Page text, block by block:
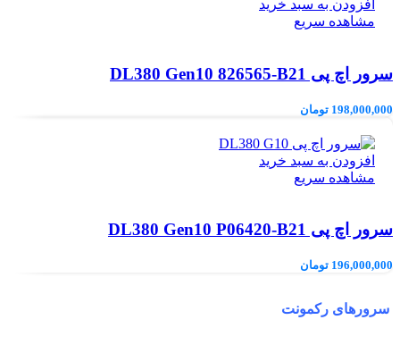
افزودن به سبد خرید
مشاهده سریع
سرور اچ پی DL380 Gen10 826565-B21
198,000,000 تومان
افزودن به سبد خرید
مشاهده سریع
سرور اچ پی DL380 Gen10 P06420-B21
196,000,000 تومان
سرورهای رکمونت